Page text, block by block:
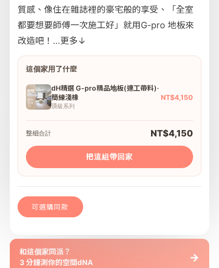
質感、像住在雜誌裡的豪宅般的享受、「全室
都要想要師傅一次施工好」就用G-pro 地板來
改造吧！...更多↓
這個家用了什麼
dH精選 G-pro精品地板(連工帶料)·
簡練淺橡
頂級系列
NT$4,150
整組合計 NT$4,150
把這組帶回家
可選購同款
和這個家同派？
3 分鐘測你的空間dNA
→